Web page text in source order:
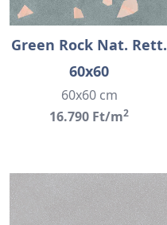
Green Rock Nat. Rett.
60x60
60x60 cm
16.790 Ft/m2